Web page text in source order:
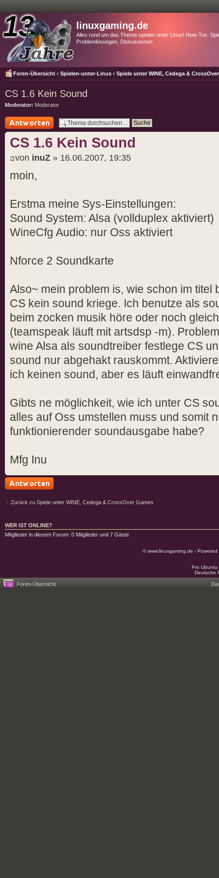
linuxgaming.de
Alles rund um das Thema spielen unter Linux! How-Tos,
Problemlösungen, Diskussionen
Foren-Übersicht ‹ Spielen-unter-Linux ‹ Spiele unter WINE, Cedega &
CS 1.6 Kein Sound
Moderator: Moderator
Antwort schreiben
CS 1.6 Kein Sound
von inuZ » 16.06.2007, 19:35
moin,
Erstma meine Sys-Einstellungen:
Sound System: Alsa (vollduplex aktiviert)
WineCfg Audio: nur Oss aktiviert
Nforce 2 Soundkarte
Also~ mein problem is, wie schon im titel
CS kein sound kriege. Ich benutze als
beim zocken musik höre oder noch
(teamspeak läuft mit artsdsp -m).
wine Alsa als soundtreiber festlege CS
sound nur abgehakt rauskommt.
ich keinen sound, aber es läuft
Gibts ne möglichkeit, wie ich unter CS
alles auf Oss umstellen muss und somit
funktionierender soundausgabe habe?
Mfg Inu
Zurück zu Spiele unter WINE, Cedega & CrossOver Games
WER IST ONLINE?
Mitglieder in diesem Forum: 0 Mitglieder und 7 Gäste
© www.linuxgaming.de -
Pro
Deutsche
Foren-Übersicht